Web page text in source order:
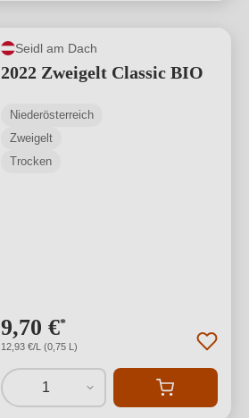
Seidl am Dach
2022 Zweigelt Classic BIO
Niederösterreich
Zweigelt
Trocken
9,70 €*
12,93 €/L (0,75 L)
1